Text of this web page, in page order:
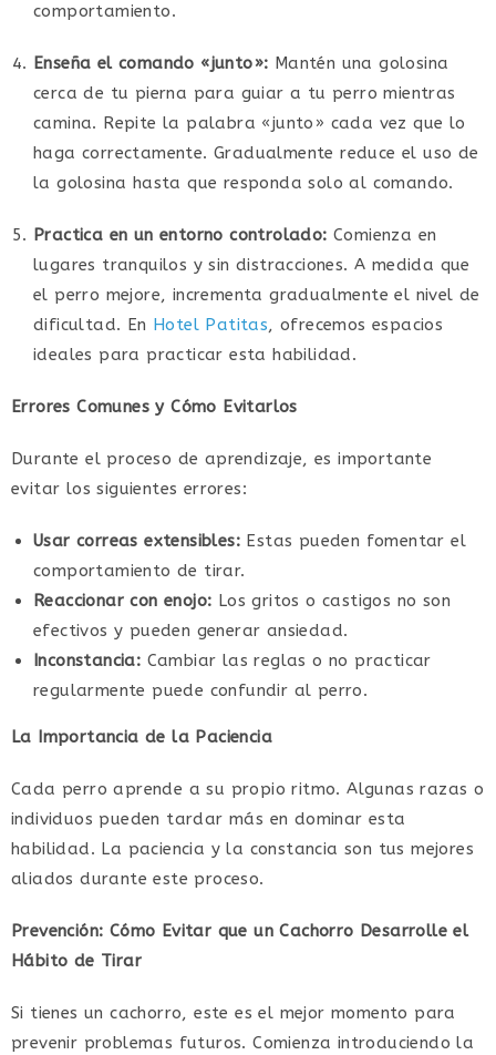
comportamiento.
Enseña el comando «junto»: Mantén una golosina
cerca de tu pierna para guiar a tu perro mientras
camina. Repite la palabra «junto» cada vez que lo
haga correctamente. Gradualmente reduce el uso de
la golosina hasta que responda solo al comando.
Practica en un entorno controlado: Comienza en
lugares tranquilos y sin distracciones. A medida que
el perro mejore, incrementa gradualmente el nivel de
dificultad. En Hotel Patitas, ofrecemos espacios
ideales para practicar esta habilidad.
Errores Comunes y Cómo Evitarlos
Durante el proceso de aprendizaje, es importante
evitar los siguientes errores:
Usar correas extensibles: Estas pueden fomentar el
comportamiento de tirar.
Reaccionar con enojo: Los gritos o castigos no son
efectivos y pueden generar ansiedad.
Inconstancia: Cambiar las reglas o no practicar
regularmente puede confundir al perro.
La Importancia de la Paciencia
Cada perro aprende a su propio ritmo. Algunas razas o
individuos pueden tardar más en dominar esta
habilidad. La paciencia y la constancia son tus mejores
aliados durante este proceso.
Prevención: Cómo Evitar que un Cachorro Desarrolle el
Hábito de Tirar
Si tienes un cachorro, este es el mejor momento para
prevenir problemas futuros. Comienza introduciendo la